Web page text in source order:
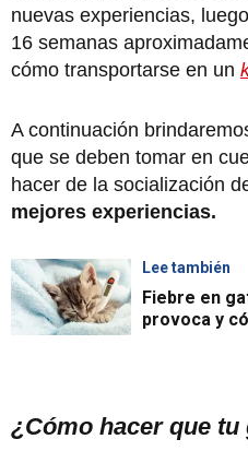
nuevas experiencias,
16 semanas
cómo transportarse en un
A continuación
que se deben tomar en
hacer de la socialización
mejores experiencias.
Lee también
Fiebre en
provoca y
¿Cómo hacer que